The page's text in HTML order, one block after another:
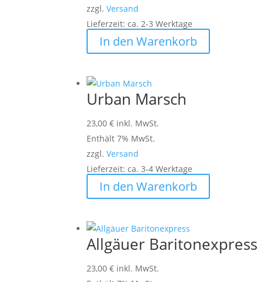
zzgl.Versand
Lieferzeit: ca. 2-3 Werktage
In den Warenkorb
Urban Marsch
23,00€ inkl. MwSt.
Enthält 7% MwSt.
zzgl.Versand
Lieferzeit: ca. 3-4 Werktage
In den Warenkorb
Allgäuer Baritonexpress
23,00€ inkl. MwSt.